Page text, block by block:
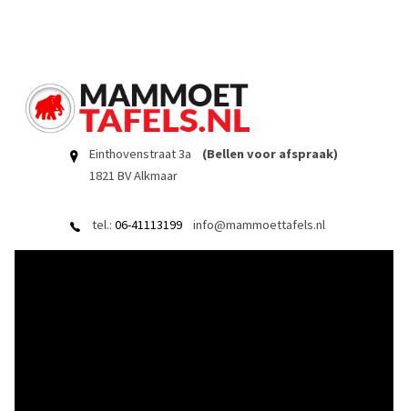
Einthovenstraat 3a
1821 BV Alkmaar
(Bellen voor afspraak)
tel.: 06-41113199 info@mammoettafels.nl